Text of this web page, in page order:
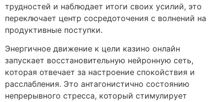
трудностей и наблюдает итоги своих усилий, это
переключает центр сосредоточения с волнений на
продуктивные поступки.
Энергичное движение к цели казино онлайн
запускает восстановительную нейронную сеть,
которая отвечает за настроение спокойствия и
расслабления. Это антагонистично состоянию
непрерывного стресса, который стимулирует